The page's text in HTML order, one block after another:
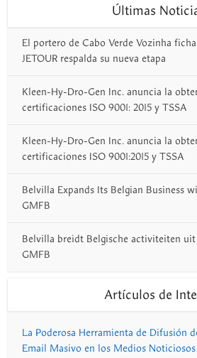
Últimas
El portero de Cabo Verde Vozinha
JETOUR respalda su nueva etapa
Kleen-Hy-Dro-Gen Inc. anuncia la
certificaciones ISO 9001: 2015 y TSSA
Kleen-Hy-Dro-Gen Inc. anuncia la
certificaciones ISO 9001:2015 y TSSA
Belvilla Expands Its Belgian Business
GMFB
Belvilla breidt Belgische activiteiten
GMFB
Artículos de
La Poderosa Herramienta de Difusión
Email Masivo en los Medios